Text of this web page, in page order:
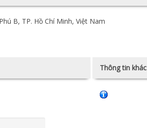
B, TP. Hồ Chí Minh, Việt Nam
Thông tin khác